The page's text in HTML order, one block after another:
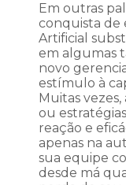
Em outras
conquista de
Artificial
em algumas
novo
estímulo à
Muitas
ou
reação e
apenas na
sua equipe
desde má